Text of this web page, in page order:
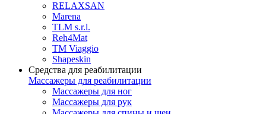
RELAXSAN
Marena
TLM s.r.l.
Reh4Mat
TM Viaggio
Shapeskin
Средства для реабилитации
Массажеры для реабилитации
Массажеры для ног
Массажеры для рук